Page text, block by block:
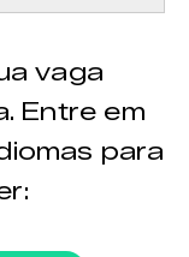
vaga
Entre em
para